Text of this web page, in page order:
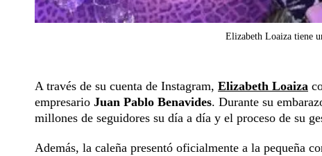
Elizabeth Loaiza tiene
A través de su cuenta de Instagram, Elizabeth Loaiza
empresario Juan Pablo Benavides. Durante su
millones de seguidores su día a día y el proceso de su
Además, la caleña presentó oficialmente a la pequeña